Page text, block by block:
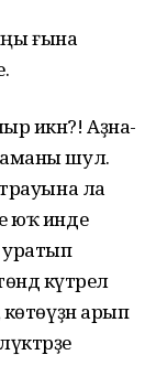
ғына
икән?! Аҙна-
шул.
ла
юҡ инде
уратып
күтәрелә
арып